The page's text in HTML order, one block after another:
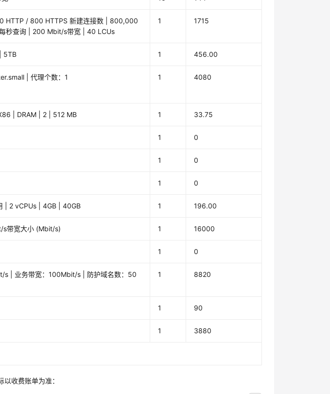
HTTP / 800 HTTPS 新建连接数 | 800,000
秒查询 | 200 Mbit/s带宽 | 40 LCUs
1 1715
5TB 1 456.00
| 代理个数：1
1 4080
| DRAM | 2 | 512 MB 1 33.75
1 0
1 0
1 0
| 2 vCPUs | 4GB | 40GB 1 196.00
带宽大小 (Mbit/s) 1 16000
1 0
s | 业务带宽：100Mbit/s | 防护域名数：50
1 8820
1 90
1 3880
收费账单为准：